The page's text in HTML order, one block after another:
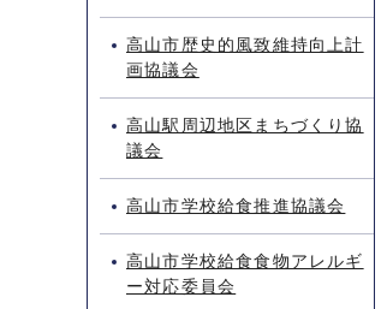
高山市歴史的風致維持向上計
画協議会
高山駅周辺地区まちづくり協
議会
高山市学校給食推進協議会
高山市学校給食食物アレルギ
ー対応委員会